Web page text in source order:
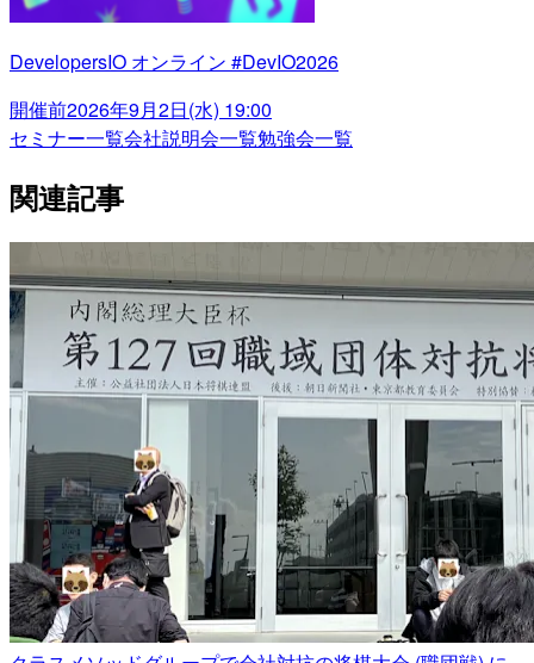
DevelopersIO オンライン #DevIO2026
開催前2026年9月2日(水) 19:00
セミナー一覧会社説明会一覧勉強会一覧
関連記事